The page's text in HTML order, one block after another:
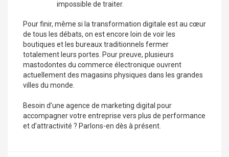
impossible de traiter.
Pour finir, même si la transformation digitale est au cœur
de tous les débats, on est encore loin de voir les
boutiques et les bureaux traditionnels fermer
totalement leurs portes. Pour preuve, plusieurs
mastodontes du commerce électronique ouvrent
actuellement des magasins physiques dans les grandes
villes du monde.
Besoin d’une agence de marketing digital pour
accompagner votre entreprise vers plus de performance
et d’attractivité ? Parlons-en dès à présent.